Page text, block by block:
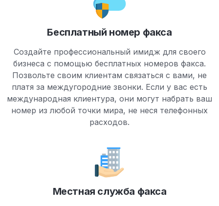
Бесплатный номер факса
Создайте профессиональный имидж для своего
бизнеса с помощью бесплатных номеров факса.
Позвольте своим клиентам связаться с вами, не
платя за междугородние звонки. Если у вас есть
международная клиентура, они могут набрать ваш
номер из любой точки мира, не неся телефонных
расходов.
Местная служба факса